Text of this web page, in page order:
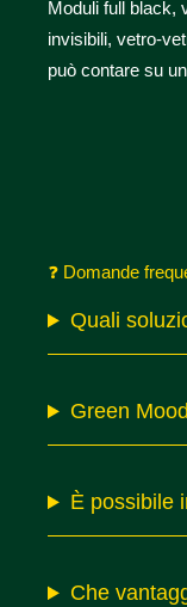
Moduli full black,
invisibili, vetro-
può contare su
❓ Domande
Quali
Green
È possibile
Che